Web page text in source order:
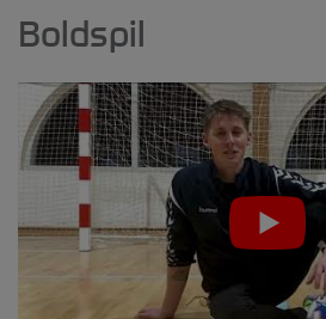
Boldspil